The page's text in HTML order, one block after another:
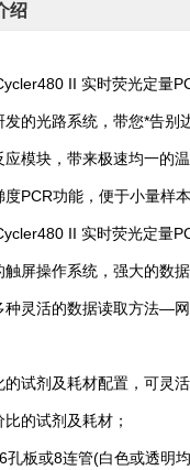
绍
II 实时荧光定量
光路系统，带您*告别边
块，带来极速均一的
功能，便于小量样本
II 实时荧光定量
操作系统，强大的数据
活的数据读取方法—网
剂及耗材配置，可灵活
的试剂及耗材；
或8连管(白色或透明均